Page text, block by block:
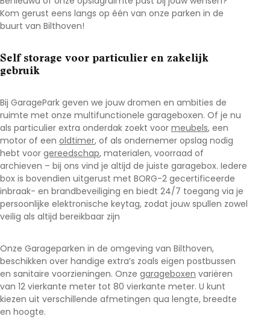
Kom gerust eens langs op één van onze parken in de
buurt van Bilthoven!
Self storage voor particulier en zakelijk
gebruik
Bij GaragePark geven we jouw dromen en ambities de
ruimte met onze multifunctionele garageboxen. Of je nu
als particulier extra onderdak zoekt voor meubels, een
motor of een oldtimer, of als ondernemer opslag nodig
hebt voor gereedschap, materialen, voorraad of
archieven – bij ons vind je altijd de juiste garagebox. Iedere
box is bovendien uitgerust met BORG-2 gecertificeerde
inbraak- en brandbeveiliging en biedt 24/7 toegang via je
persoonlijke elektronische keytag, zodat jouw spullen zowel
veilig als altijd bereikbaar zijn
Onze Garageparken in de omgeving van Bilthoven,
beschikken over handige extra’s zoals eigen postbussen
en sanitaire voorzieningen. Onze garageboxen variëren
van 12 vierkante meter tot 80 vierkante meter. U kunt
kiezen uit verschillende afmetingen qua lengte, breedte
en hoogte.